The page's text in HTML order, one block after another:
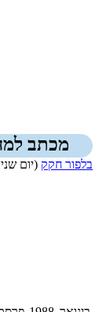
מכתב
בלפור חקק (יום שני, 10/12/2012 שעה